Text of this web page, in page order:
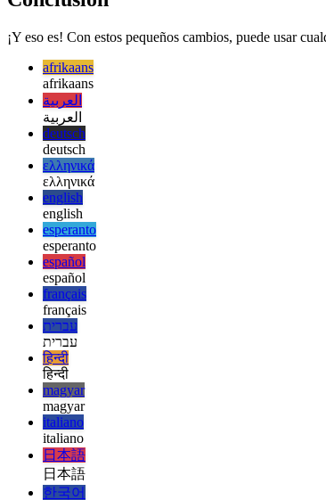
Conclusión
¡Y eso es! Con estos pequeños cambios, puede usar
afrikaans
afrikaans
العربية
العربية
deutsch
deutsch
ελληνικά
ελληνικά
english
english
esperanto
esperanto
español
español
français
français
עברית
עברית
हिन्दी
हिन्दी
magyar
magyar
italiano
italiano
日本語